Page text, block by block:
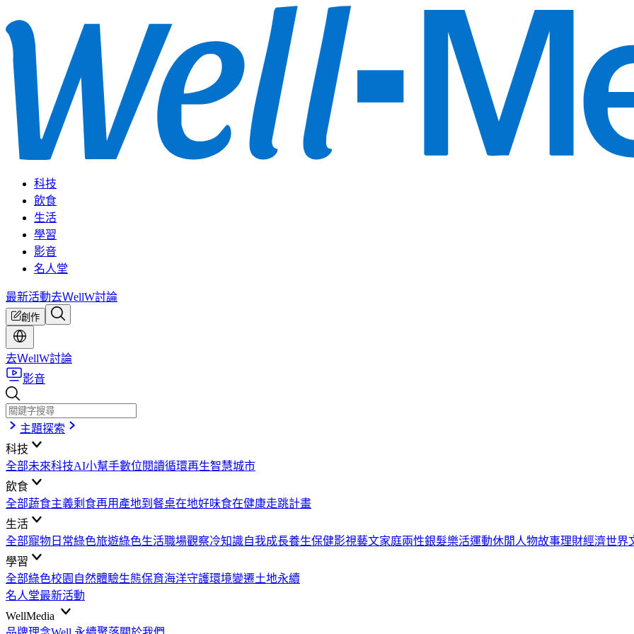
科技
飲食
生活
學習
影音
名人堂
最新活動去ＷellW討論
創作
去ＷellW討論
影音
主題探索
科技
全部未來科技AI小幫手數位閱讀循環再生智慧城市
飲食
全部蔬食主義剩食再用 產地到餐桌在地好味食在健康走跳計畫
生活
全部寵物日常綠色旅遊綠色生活職場觀察冷知識自我成長養生保健影視藝文家庭兩性銀髮樂活運動休閒 人物故事理財經濟世界
學習
全部綠色校園 自然體驗生態保育海洋守護環境變遷土地永續
名人堂最新活動
WellMedia